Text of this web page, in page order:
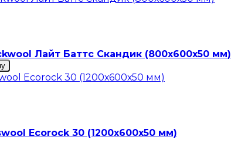
Лайт Баттс Скандик (800х600х50 мм)
Ecorock 30 (1200х600х50 мм)